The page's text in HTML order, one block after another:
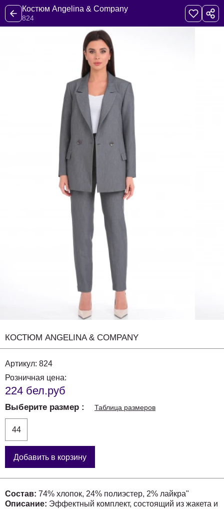
Костюм Angelina & Company
824
КОСТЮМ ANGELINA & COMPANY
Артикул: 824
Розничная цена:
224 бел.руб
Выберите размер Таблица размеров
44
Добавить в корзину
Состав: 74% хлопок, 24% полиэстер, 2% лайкра"
Описание: Эффектный комплект, состоящий из жакета и